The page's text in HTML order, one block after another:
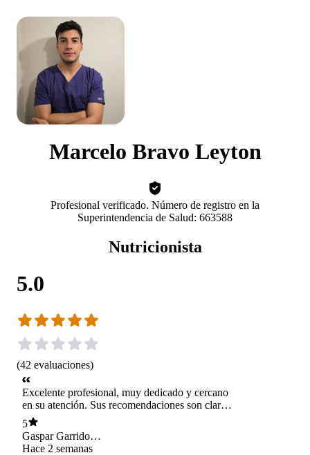
Marcelo Bravo Leyton
Profesional verificado. Número de registro en la
Superintendencia de Salud: 663588
Nutricionista
5.0
(42 evaluaciones)
Excelente profesional, muy dedicado y cercano
en su atención. Sus recomendaciones son claras,
personalizadas y marcan una diferencia en el
bienestar. ¡Totalmente recomendado!
5
Gaspar Garrido
Alvarado
Hace 2 semanas